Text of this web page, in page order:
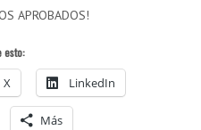
APROBADOS!
esto:
X LinkedIn
Más